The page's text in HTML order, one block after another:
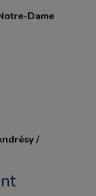
Dame
/